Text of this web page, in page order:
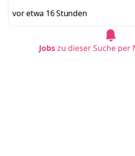
vor etwa 16 Stunden
Jobszu dieser Suche per